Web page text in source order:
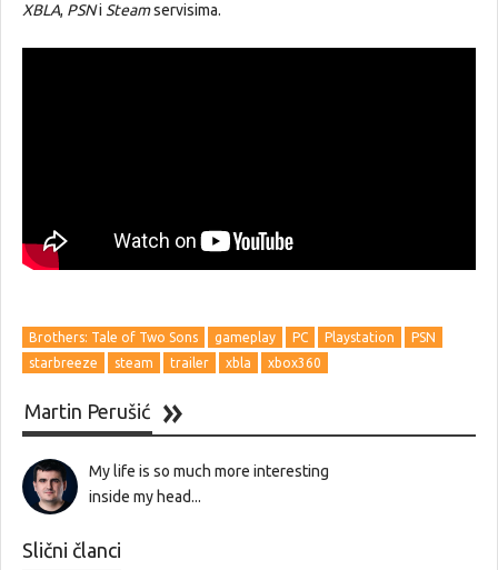
XBLA, PSNi Steamservisima.
Brothers: Tale of Two Sons gameplay PC Playstation
PSN
starbreeze
steam trailer xbla xbox360
Martin Perušić
My life is so much more interesting
inside my head...
Slični članci